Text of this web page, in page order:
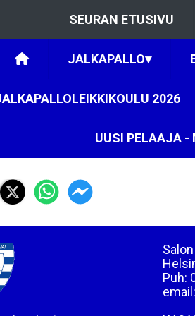
SEURAN ETUSIVU
JALKAPALLO▾
2026
UUSI PELAAJA
Puh: